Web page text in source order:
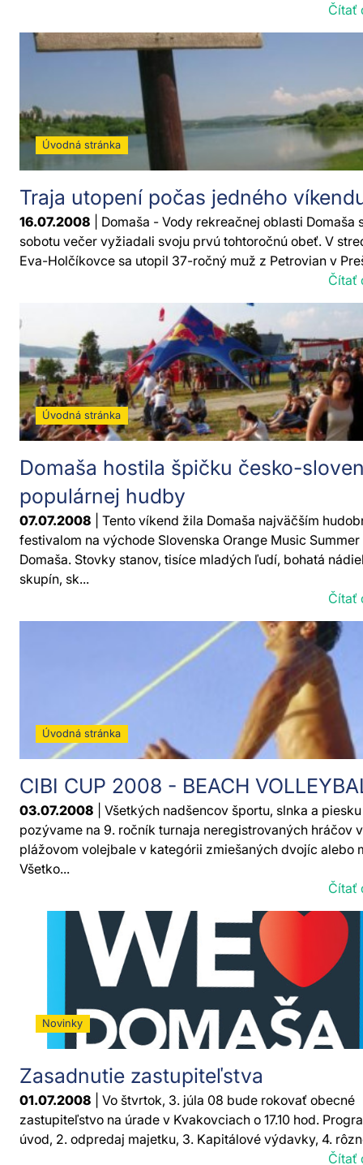
Čítať
Úvodná stránka
Traja utopení počas jedného
16.07.2008 | Domaša - Vody rekreačnej oblasti Domaša
sobotu večer vyžiadali svoju prvú tohtoročnú obeť. V
Eva-Holčíkovce sa utopil 37-ročný muž z Petrovian v
Čítať
Úvodná stránka
Domaša hostila špičku česko-
populárnej hudby
07.07.2008 | Tento víkend žila Domaša najväčším
festivalom na východe Slovenska Orange Music Summer
Domaša. Stovky stanov, tisíce mladých ľudí, bohatá
skupín, sk...
Čítať
Úvodná stránka
CIBI CUP 2008 - BEACH
03.07.2008 | Všetkých nadšencov športu, slnka a piesku
pozývame na 9. ročník turnaja neregistrovaných hráčov v
plážovom volejbale v kategórii zmiešaných dvojíc alebo
Všetko...
Čítať
Novinky
Zasadnutie zastupiteľstva
01.07.2008 | Vo štvrtok, 3. júla 08 bude rokovať obecné
zastupiteľstvo na úrade v Kvakovciach o 17.10 hod.
úvod, 2. odpredaj majetku, 3. Kapitálové výdavky, 4.
Čítať